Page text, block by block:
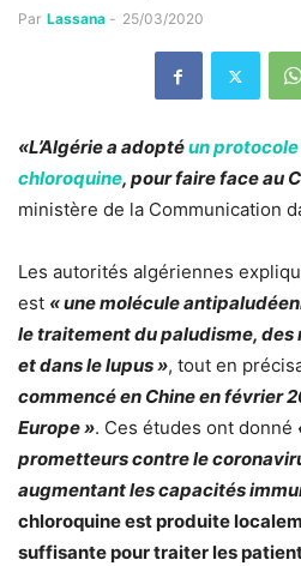
Par Lassana - 25/03/2020
«L’Algérie a adoptéun
chloroquine, pour faire face au
ministère de la Communication
Les autorités algériennes
est « une molécule
le traitement du paludisme,
et dans le lupus », tout en
commencé en Chine en février
Europe ». Ces études ont donné
prometteurs contre le
augmentant les capacités
chloroquine est produite
suffisante pour traiter les